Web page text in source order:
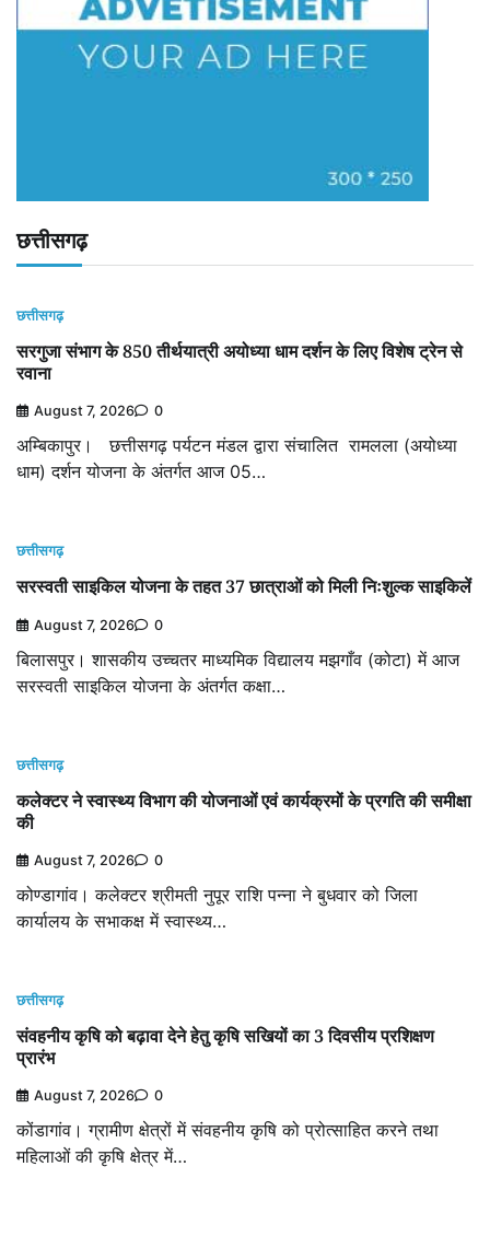
छत्तीसगढ़
छत्तीसगढ़
सरगुजा संभाग के 850 तीर्थयात्री अयोध्या धाम दर्शन के लिए विशेष ट्रेन से
रवाना
August 7, 2026 0
अम्बिकापुर। छत्तीसगढ़ पर्यटन मंडल द्वारा संचालित रामलला (अयोध्या
धाम) दर्शन योजना के अंतर्गत आज 05…
छत्तीसगढ़
सरस्वती साइकिल योजना के तहत 37 छात्राओं को मिली निःशुल्क साइकिलें
August 7, 2026 0
बिलासपुर। शासकीय उच्चतर माध्यमिक विद्यालय मझगाँव (कोटा) में आज
सरस्वती साइकिल योजना के अंतर्गत कक्षा…
छत्तीसगढ़
कलेक्टर ने स्वास्थ्य विभाग की योजनाओं एवं कार्यक्रमों के प्रगति की समीक्षा
की
August 7, 2026 0
कोण्डागांव। कलेक्टर श्रीमती नुपूर राशि पन्ना ने बुधवार को जिला
कार्यालय के सभाकक्ष में स्वास्थ्य…
छत्तीसगढ़
संवहनीय कृषि को बढ़ावा देने हेतु कृषि सखियों का 3 दिवसीय प्रशिक्षण
प्रारंभ
August 7, 2026 0
कोंडागांव। ग्रामीण क्षेत्रों में संवहनीय कृषि को प्रोत्साहित करने तथा
महिलाओं की कृषि क्षेत्र में…